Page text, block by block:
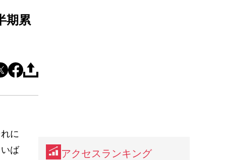
期累
に
ば
アクセスランキング